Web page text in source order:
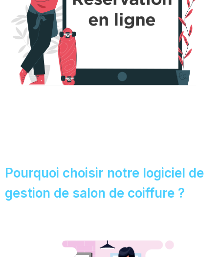
Pourquoi choisir notre logiciel de
gestion de salon de coiffure ?